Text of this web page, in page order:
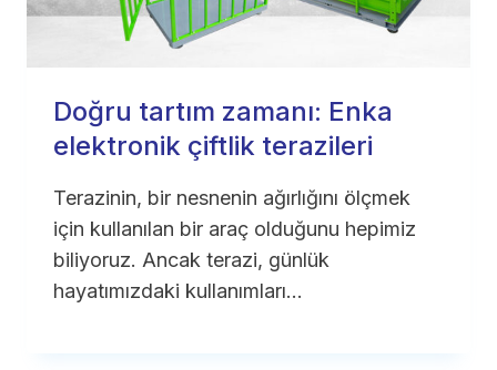
Doğru tartım zamanı: Enka
elektronik çiftlik terazileri
Terazinin, bir nesnenin ağırlığını ölçmek
için kullanılan bir araç olduğunu hepimiz
biliyoruz. Ancak terazi, günlük
hayatımızdaki kullanımları…